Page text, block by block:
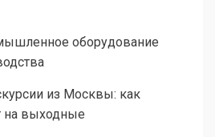
оборудование
из Москвы: как
на выходные